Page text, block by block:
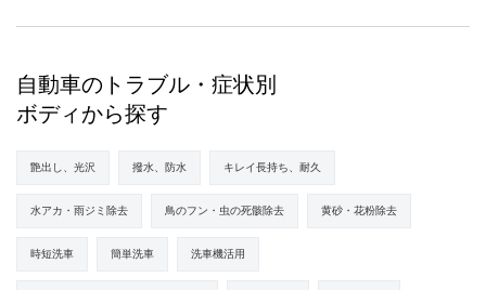
自動車のトラブル・症状別
ボディから探す
艶出し、光沢 撥水、防水 キレイ長持ち、耐久
水アカ・雨ジミ除去 鳥のフン・虫の死骸除去 黄砂・花粉除去
時短洗車 簡単洗車 洗車機活用